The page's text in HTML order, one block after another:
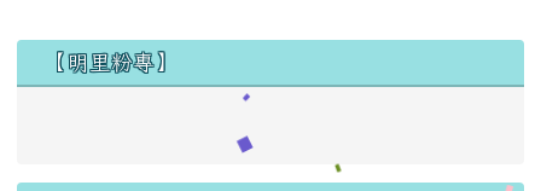
左邊區域內容
【明里粉專】